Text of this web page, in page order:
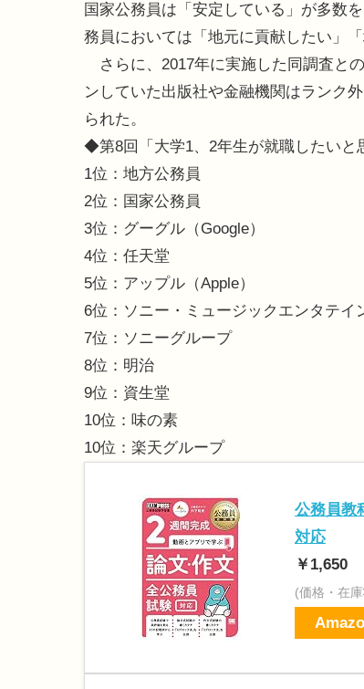
国家公務員は「安定している」が多数
務員においては「地元に貢献したい」
さらに、2017年に実施した同調査と
ンしていた出版社や金融機関はランク
られた。
◆第8回「大学1、2年生が就職したいと
1位：地方公務員
2位：国家公務員
3位：グーグル（Google）
4位：任天堂
5位：アップル（Apple）
6位：ソニー・ミュージックエンタテイ
7位：ソニーグループ
8位：明治
9位：資生堂
10位：味の素
10位：楽天グループ
公務員教
対応
￥1,650
(価格・在